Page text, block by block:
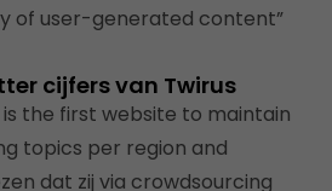
of user-generated content”
cijfers van Twirus
is the first website to maintain
topics per region and
dat zij via crowdsourcing